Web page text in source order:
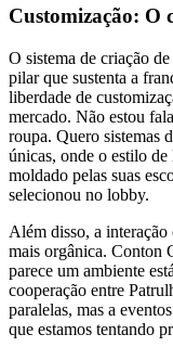
Customização: O
O sistema de criação
pilar que sustenta a
liberdade de
mercado. Não estou
roupa. Quero sistemas
únicas, onde o estilo de
moldado pelas suas
selecionou no lobby.
Além disso, a interação
mais orgânica. Conton
parece um ambiente
cooperação entre
paralelas, mas a
que estamos tentando